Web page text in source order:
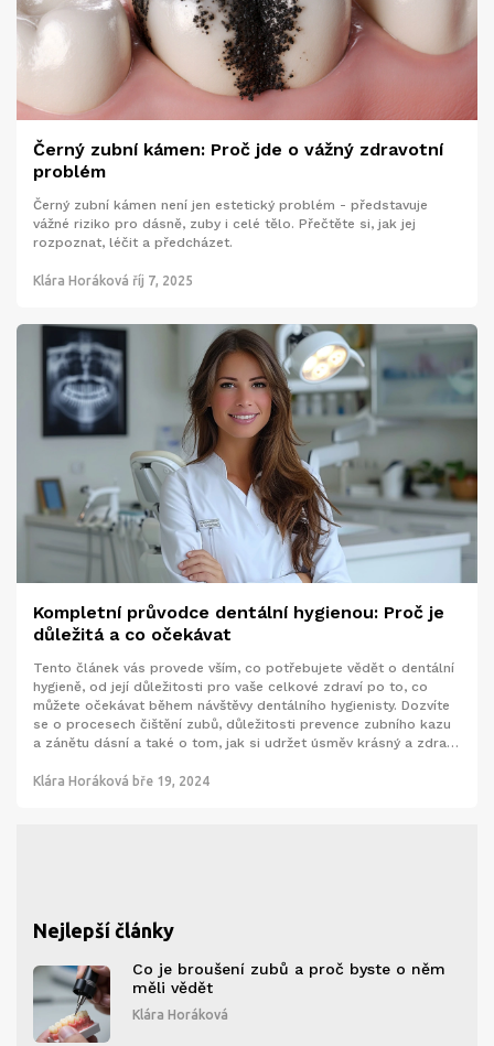
Černý zubní kámen: Proč jde o vážný zdravotní
problém
Černý zubní kámen není jen estetický problém - představuje
vážné riziko pro dásně, zuby i celé tělo. Přečtěte si, jak jej
rozpoznat, léčit a předcházet.
Klára Horáková říj 7, 2025
Kompletní průvodce dentální hygienou: Proč je
důležitá a co očekávat
Tento článek vás provede vším, co potřebujete vědět o dentální
hygieně, od její důležitosti pro vaše celkové zdraví po to, co
můžete očekávat během návštěvy dentálního hygienisty. Dozvíte
se o procesech čištění zubů, důležitosti prevence zubního kazu
a zánětu dásní a také o tom, jak si udržet úsměv krásný a zdravý
tipů a rad, jak pečovat o svůj chrup a dásně, včetně toho, jaké
Klára Horáková bře 19, 2024
Nejlepší články
Co je broušení zubů a proč byste o něm
měli vědět
Klára Horáková